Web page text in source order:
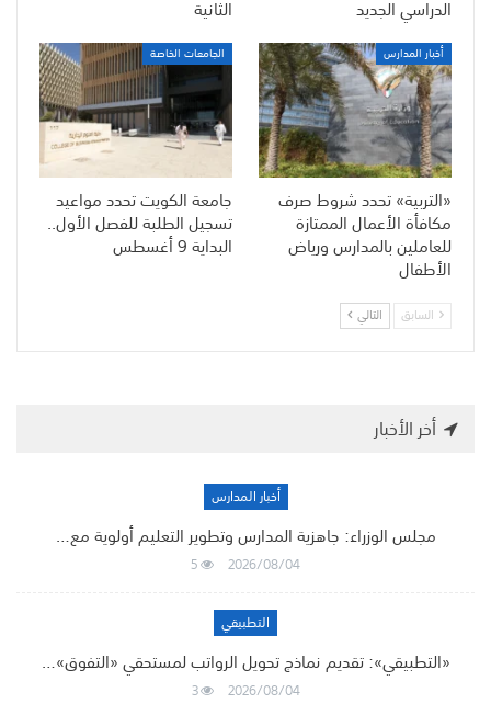
الدراسي الجديد الثانية
أخبار المدارس
«التربية» تحدد شروط صرف
مكافأة الأعمال الممتازة
للعاملين بالمدارس ورياض
الأطفال
الجامعات الخاصة
جامعة الكويت تحدد مواعيد
تسجيل الطلبة للفصل الأول..
البداية 9 أغسطس
السابق التالي
أخر الأخبار
أخبار المدارس
مجلس الوزراء: جاهزية المدارس وتطوير التعليم أولوية مع…
2026/08/04
5
التطبيقي
«التطبيقي»: تقديم نماذج تحويل الرواتب لمستحقي «التفوق»…
2026/08/04
3